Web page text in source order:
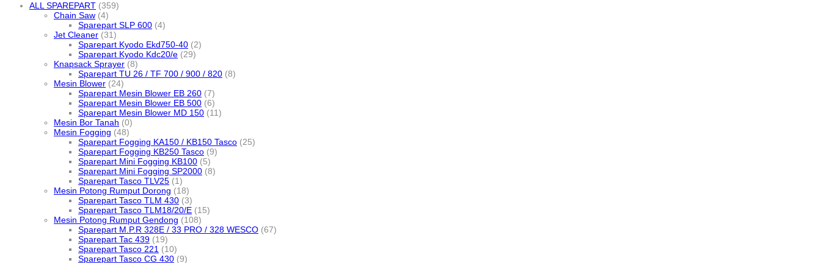
ALL SPAREPART (359)
Chain Saw (4)
Sparepart SLP 600 (4)
Jet Cleaner (31)
Sparepart Kyodo Ekd750-40 (2)
Sparepart Kyodo Kdc20/e (29)
Knapsack Sprayer (8)
Sparepart TU 26 / TF 700 / 900 / 820 (8)
Mesin Blower (24)
Sparepart Mesin Blower EB 260 (7)
Sparepart Mesin Blower EB 500 (6)
Sparepart Mesin Blower MD 150 (11)
Mesin Bor Tanah (0)
Mesin Fogging (48)
Sparepart Fogging KA150 / KB150 Tasco (25)
Sparepart Fogging KB250 Tasco (9)
Sparepart Mini Fogging KB100 (5)
Sparepart Mini Fogging SP2000 (8)
Sparepart Tasco TLV25 (1)
Mesin Potong Rumput Dorong (18)
Sparepart Tasco TLM 430 (3)
Sparepart Tasco TLM18/20/E (15)
Mesin Potong Rumput Gendong (108)
Sparepart M.P.R 328E / 33 PRO / 328 WESCO (67)
Sparepart Tac 439 (19)
Sparepart Tasco 221 (10)
Sparepart Tasco CG 430 (9)